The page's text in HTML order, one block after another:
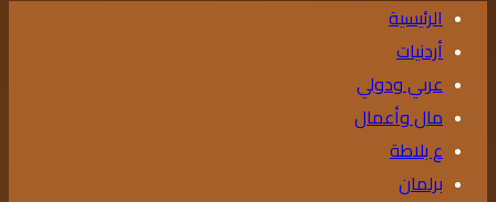
الرئيسية
أردنيات
عربي ودولي
مال وأعمال
ع بلاطة
برلمان